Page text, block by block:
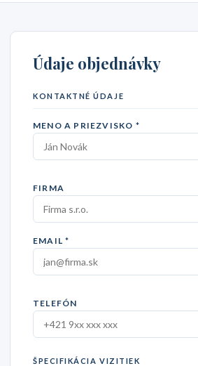
Údaje objednávky
KONTAKTNÉ ÚDAJE
MENO A PRIEZVISKO *
FIRMA
EMAIL *
TELEFÓN
ŠPECIFIKÁCIA VIZITIEK